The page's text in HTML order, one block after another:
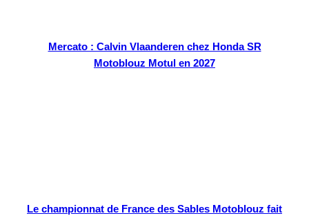
Mercato : Calvin Vlaanderen chez Honda SR
Motoblouz Motul en 2027
Le championnat de France des Sables Motoblouz fait